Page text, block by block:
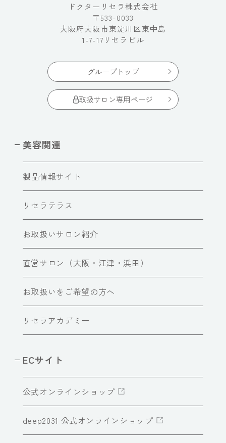
ドクターリセラ株式会社
〒533-0033
大阪府大阪市東淀川区東中島
1-7-17リセラビル
グループトップ
取扱サロン専用ページ
美容関連
製品情報サイト
リセラテラス
お取扱いサロン紹介
直営サロン（大阪・江津・浜田）
お取扱いをご希望の方へ
リセラアカデミー
ECサイト
公式オンラインショップ
deep2031 公式オンラインショップ